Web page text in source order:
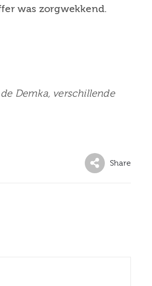
was zorgwekkend.
Demka, verschillende
Share